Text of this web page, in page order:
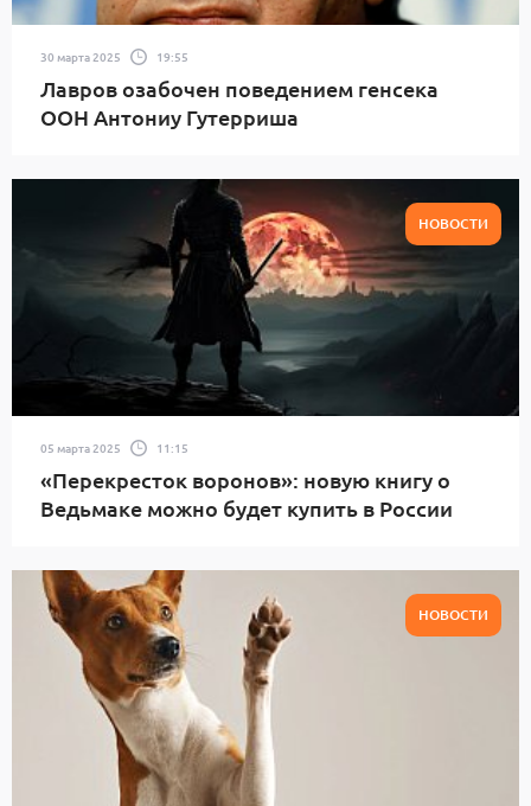
30 марта 2025 19:55
Лавров озабочен поведением генсека
ООН Антониу Гутерриша
НОВОСТИ
05 марта 2025 11:15
«Перекресток воронов»: новую книгу о
Ведьмаке можно будет купить в России
НОВОСТИ